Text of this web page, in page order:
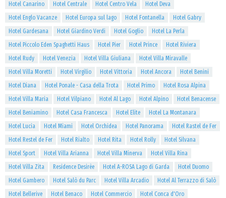
Hotel Canarino
Hotel Centrale Hotel Centro Vela
Hotel Deva
Hotel Englo Vacanze
Hotel Europa sul lago Hotel Fontanella
Hotel Gabry
Hotel Gardesana
Hotel Giardino Verdi Hotel Goglio
Hotel La Perla
Hotel Piccolo Eden Spaghetti Haus
Hotel Pier Hotel Prince
Hotel Riviera
Hotel Rudy
Hotel Venezia Hotel Villa Giuliana
Hotel Villa Miravalle
Hotel Villa Moretti
Hotel Virgilio Hotel Vittoria Hotel Ancora
Hotel Benini
Hotel Diana
Hotel Ponale - Casa della Trota Hotel Primo
Hotel Rosa Alpina
Hotel Villa Maria
Hotel Vilpiano Hotel Al Lago Hotel Alpino
Hotel Benacense
Hotel Beniamino
Hotel Casa Francesca Hotel Elite
Hotel La Montanara
Hotel Lucia
Hotel Miami Hotel Orchidea Hotel Panorama
Hotel Rastel de Fer
Hotel Restel de Fer
Hotel Rialto Hotel Rita Hotel Rolly
Hotel Silvana
Hotel Sport
Hotel Villa Arianna Hotel Villa Minerva
Hotel Villa Rina
Hotel Villa Zita
Residence Desirèe Hotel A-ROSA Lago di Garda
Hotel Duomo
Hotel Gambero
Hotel Salò du Parc Hotel Villa Arcadio
Hotel Al Terrazzo di Salò
Hotel Bellerive
Hotel Benaco Hotel Commercio Hotel Conca d'Oro